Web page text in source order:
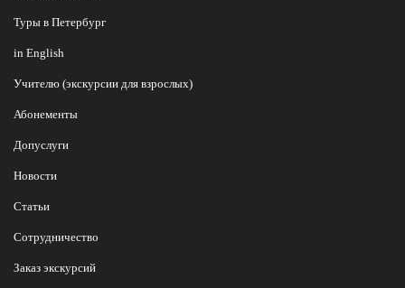
Туры в Петербург
in English
Учителю (экскурсии для взрослых)
Абонементы
Допуслуги
Новости
Статьи
Сотрудничество
Заказ экскурсий